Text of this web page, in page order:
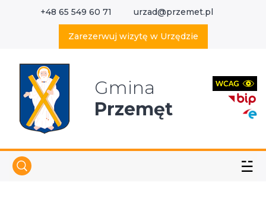
+48 65 549 60 71 urzad@przemet.pl
Zarezerwuj wizytę w Urzędzie
Gmina
Przemęt
☱
Wyszukaj w serwisie